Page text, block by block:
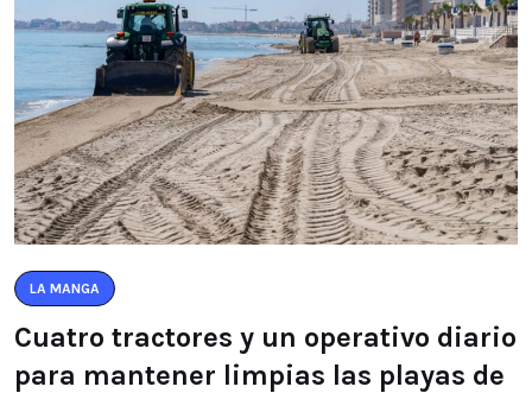
LA MANGA
Cuatro tractores y un operativo diario
para mantener limpias las playas de